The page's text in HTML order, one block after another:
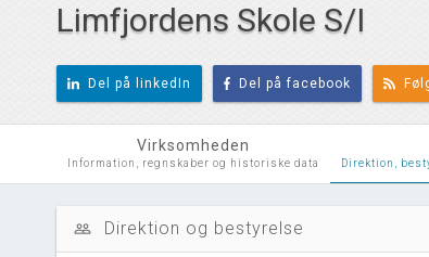
Limfjordens Skole S/I
Del på linkedIn Del på facebook
Virksomheden
Information, regnskaber og historiske data Direktion,
people_outline Direktion og bestyrelse